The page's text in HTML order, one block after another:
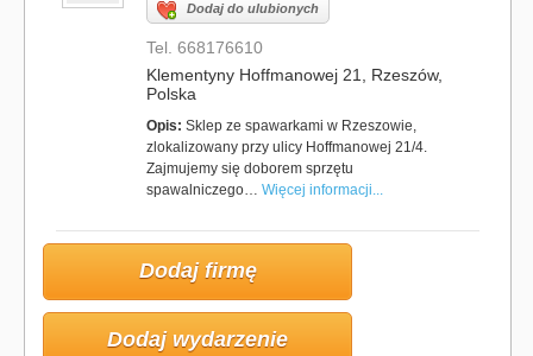
Dodaj do ulubionych
Tel. 668176610
Klementyny Hoffmanowej 21, Rzeszów,
Polska
Opis: Sklep ze spawarkami w Rzeszowie,
zlokalizowany przy ulicy Hoffmanowej 21/4.
Zajmujemy się doborem sprzętu
spawalniczego… Więcej informacji...
Dodaj firmę
Dodaj wydarzenie